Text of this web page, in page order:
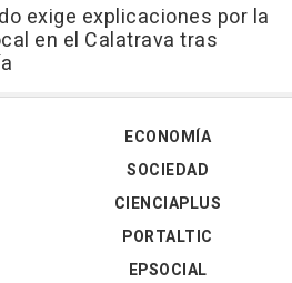
exige explicaciones por la
en el Calatrava tras
ECONOMÍA
SOCIEDAD
CIENCIAPLUS
PORTALTIC
EPSOCIAL